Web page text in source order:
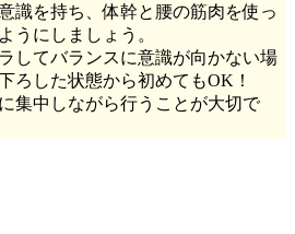
識を持ち、体幹と腰の筋肉を使っ
うにしましょう。
してバランスに意識が向かない場
ろした状態から初めてもOK！
集中しながら行うことが大切で